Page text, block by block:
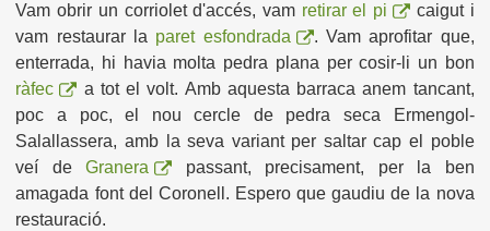
Vam obrir un corriolet d'accés, vam retirar el pi
caigut i
vam restaurar la paret esfondrada
. Vam aprofitar que,
enterrada, hi havia molta pedra plana per cosir-li un bon
ràfec
a tot el volt. Amb aquesta barraca anem tancant,
poc a poc, el nou cercle de pedra seca Ermengol-
Salallassera, amb la seva variant per saltar cap el poble
veí deGranera
passant, precisament, per la ben
amagada font del Coronell. Espero que gaudiu de la nova
restauració.